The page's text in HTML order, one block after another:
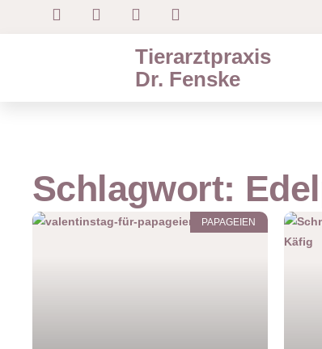
Tierarztpraxis
Dr. Fenske
Schlagwort:
PAPAGEIEN